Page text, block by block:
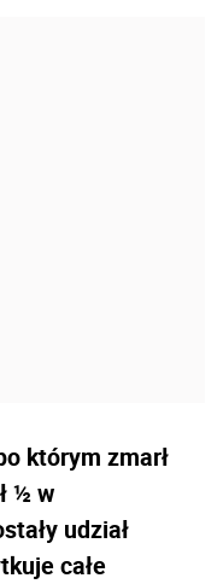
którym zmarł
½ w
udział
całe